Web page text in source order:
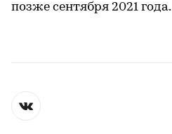
позже сентября 2021 года.